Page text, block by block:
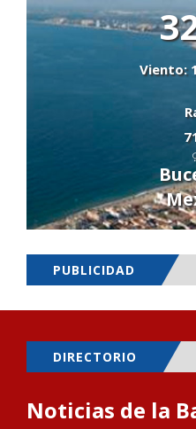
Viento:
PUBLICIDAD
DIRECTORIO
Noticias de la